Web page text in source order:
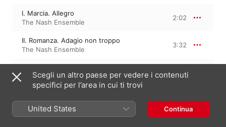
I. Marcia. Allegro
The Nash Ensemble
2:02
II. Romanza. Adagio non troppo
The Nash Ensemble
3:32
The Nash Ensemble
4:27
IV. Tema con variazioni. Andante con
moto
The Nash Ensemble
5:48
Scegli un altro paese per vedere i contenuti
specifici per l’area in cui ti trovi
United States Continua